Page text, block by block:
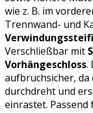
wie z. B. im
Trennwand- und
Verschließbar mit
Vorhängeschloss.
aufbruchsicher, da
durchdreht und
einrastet.